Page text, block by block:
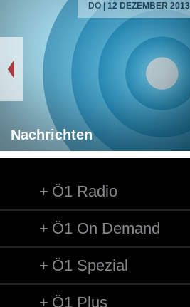
DO | 12 DEZEMBER 2013
Nachrichten
Ö1 Radio
Ö1 On Demand
Ö1 Spezial
Ö1 Plus